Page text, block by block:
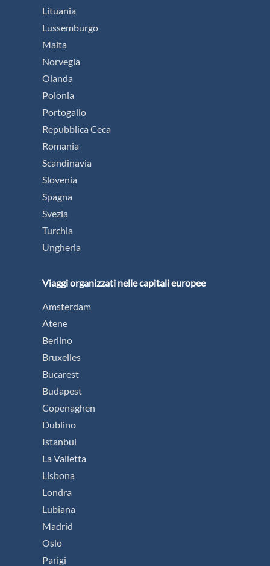
Lituania
Lussemburgo
Malta
Norvegia
Olanda
Polonia
Portogallo
Repubblica Ceca
Romania
Scandinavia
Slovenia
Spagna
Svezia
Turchia
Ungheria
Viaggi organizzati nelle capitali europee
Amsterdam
Atene
Berlino
Bruxelles
Bucarest
Budapest
Copenaghen
Dublino
Istanbul
La Valletta
Lisbona
Londra
Lubiana
Madrid
Oslo
Parigi